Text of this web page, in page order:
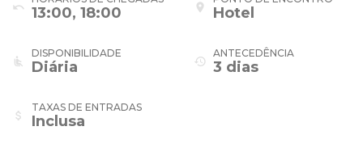
undo 13:00, 18:00 place Hotel
airline_seat_recline_normal
DISPONIBILIDADE
Diária history
ANTECEDÊNCIA
3 dias
attach_money
TAXAS DE ENTRADAS
Inclusa